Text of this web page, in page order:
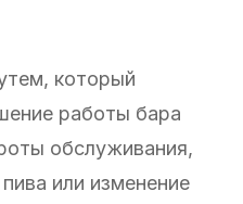
который
работы бара
обслуживания,
или изменение